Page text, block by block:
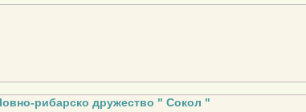
рибарско дружество " Сокол "